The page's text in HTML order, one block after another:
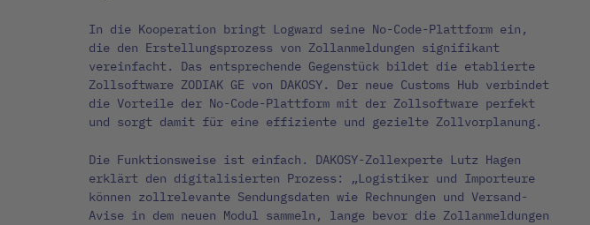
In die Kooperation bringt Logward seine No-Code-Plattform ein,
die den Erstellungsprozess von Zollanmeldungen signifikant
vereinfacht. Das entsprechende Gegenstück bildet die etablierte
Zollsoftware ZODIAK GE von DAKOSY. Der neue Customs Hub verbindet
die Vorteile der No-Code-Plattform mit der Zollsoftware perfekt
und sorgt damit für eine effiziente und gezielte Zollvorplanung.
Die Funktionsweise ist einfach. DAKOSY-Zollexperte Lutz Hagen
erklärt den digitalisierten Prozess: „Logistiker und Importeure
können zollrelevante Sendungsdaten wie Rechnungen und Versand-
Avise in dem neuen Modul sammeln, lange bevor die Zollanmeldungen